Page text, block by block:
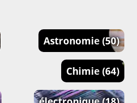
Astronomie (50)
Chimie (64)